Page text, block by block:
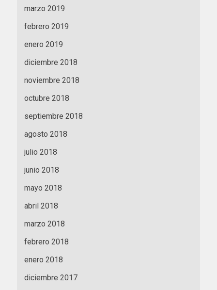
marzo 2019
febrero 2019
enero 2019
diciembre 2018
noviembre 2018
octubre 2018
septiembre 2018
agosto 2018
julio 2018
junio 2018
mayo 2018
abril 2018
marzo 2018
febrero 2018
enero 2018
diciembre 2017